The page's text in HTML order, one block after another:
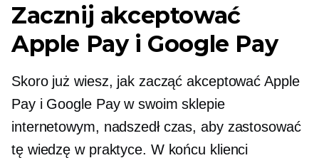
Zacznij akceptować
Apple Pay i Google Pay
Skoro już wiesz, jak zacząć akceptować Apple
Pay i Google Pay w swoim sklepie
internetowym, nadszedł czas, aby zastosować
tę wiedzę w praktyce. W końcu klienci